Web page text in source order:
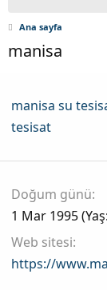
Ana sayfa
manisa
manisa su
tesisat
Doğum günü
1 Mar 1995
Web sitesi
https://